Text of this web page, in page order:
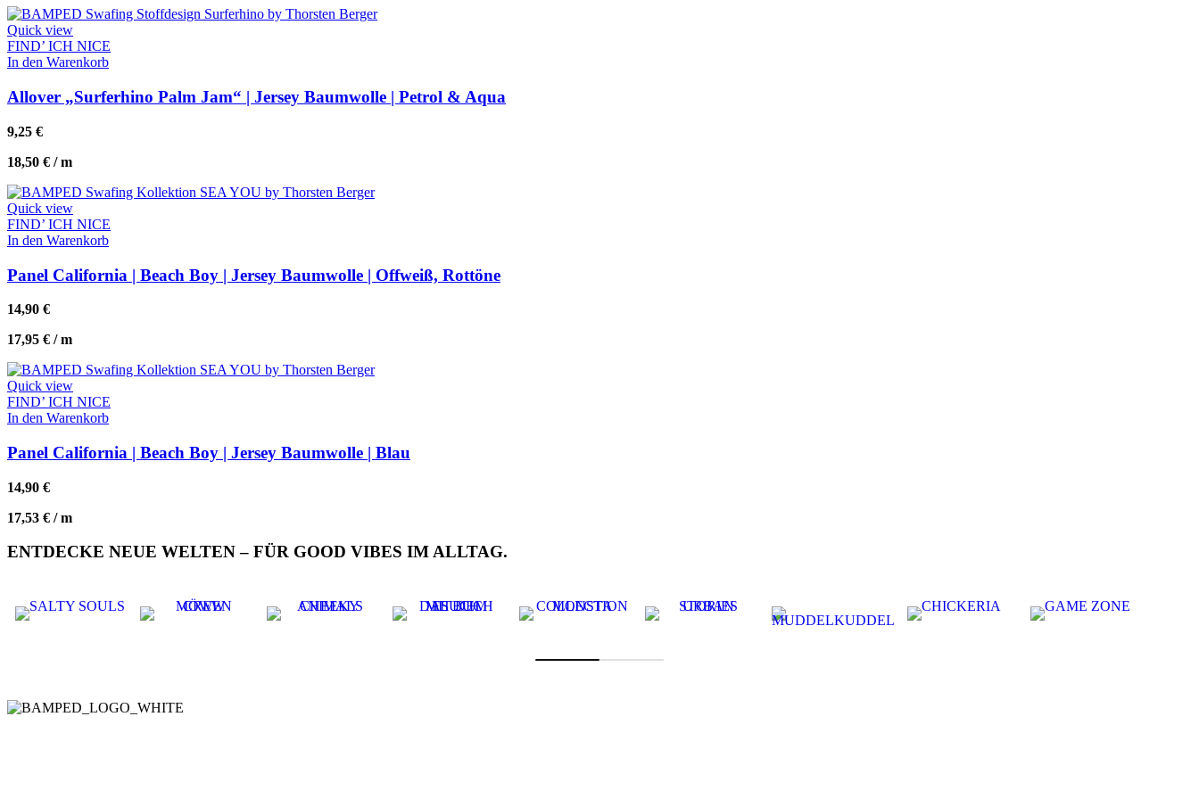
Quick view
FIND’ ICH NICE
In den Warenkorb
Allover „Surferhino Palm Jam“ | Jersey Baumwolle | Petrol & Aqua
9,25 €
18,50 € /m
Quick view
FIND’ ICH NICE
In den Warenkorb
Panel California | Beach Boy | Jersey Baumwolle | Offweiß, Rottöne
14,90 €
17,95 € /m
Quick view
FIND’ ICH NICE
In den Warenkorb
Panel California | Beach Boy | Jersey Baumwolle | Blau
14,90 €
17,53 € /m
ENTDECKE NEUE WELTEN – FÜR GOOD VIBES IM ALLTAG.